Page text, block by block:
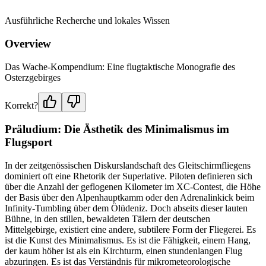
Ausführliche Recherche und lokales Wissen
Overview
Das Wache-Kompendium: Eine flugtaktische Monografie des
Osterzgebirges
Korrekt?
Präludium: Die Ästhetik des Minimalismus im
Flugsport
In der zeitgenössischen Diskurslandschaft des Gleitschirmfliegens
dominiert oft eine Rhetorik der Superlative. Piloten definieren sich
über die Anzahl der geflogenen Kilometer im XC-Contest, die Höhe
der Basis über den Alpenhauptkamm oder den Adrenalinkick beim
Infinity-Tumbling über dem Ölüdeniz. Doch abseits dieser lauten
Bühne, in den stillen, bewaldeten Tälern der deutschen
Mittelgebirge, existiert eine andere, subtilere Form der Fliegerei. Es
ist die Kunst des Minimalismus. Es ist die Fähigkeit, einem Hang,
der kaum höher ist als ein Kirchturm, einen stundenlangen Flug
abzuringen. Es ist das Verständnis für mikrometeorologische